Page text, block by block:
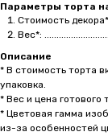
Параметры торта
Стоимость
Вес*:
Описание
* В стоимость торта
упаковка.
* Вес и цена готового
* Цветовая гамма
из-за особенностей